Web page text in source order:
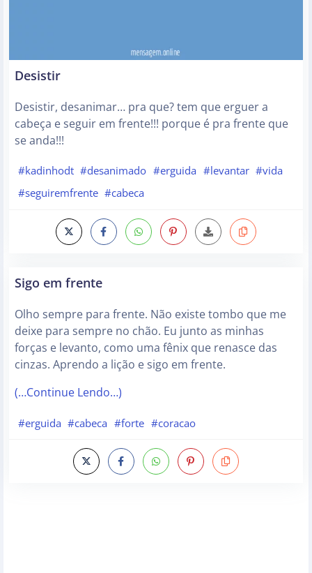
Desistir
Desistir, desanimar… pra que? tem que erguer a
cabeça e seguir em frente!!! porque é pra frente que
se anda!!!
#kadinhodt #desanimado #erguida #levantar #vida
#seguiremfrente #cabeca
Sigo em frente
Olho sempre para frente. Não existe tombo que me
deixe para sempre no chão. Eu junto as minhas
forças e levanto, como uma fênix que renasce das
cinzas. Aprendo a lição e sigo em frente.
(…Continue Lendo…)
#erguida #cabeca #forte #coracao